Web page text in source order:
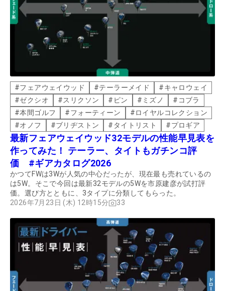
#フェアウェイウッド #テーラーメイド #キャロウェイ
#ゼクシオ #スリクソン # ピン # ミズノ # コブラ
#本間ゴルフ #フォーティーン #ロイヤルコレクション
#オノフ #ブリヂストン # タイトリスト #プロギア
最新フェアウェイウッド32モデルの性能早見表を
作ってみた！ テーラー、タイトもガチンコ評
価 #ギアカタログ2026
かつてFWは3Wが人気の中心だったが、現在最も売れているの
は5W。そこで今回は最新32モデルの5Wを市原建彦が試打評
価。選び方とともに、3タイプに分類してもらった。
2026年7月23日 (木) 12時15分
33